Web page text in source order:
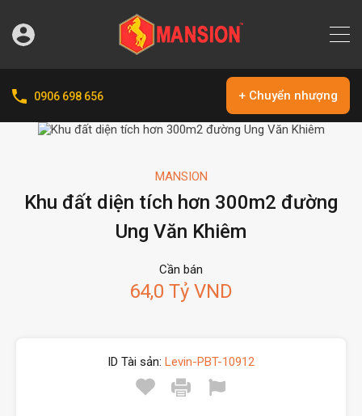
0906 698 656 + Chuyển nhượng
MANSION
Khu đất diện tích hơn 300m2 đường
Ung Văn Khiêm
Cần bán
64,0 Tỷ VND
ID Tài sản: Levin-PBT-10912